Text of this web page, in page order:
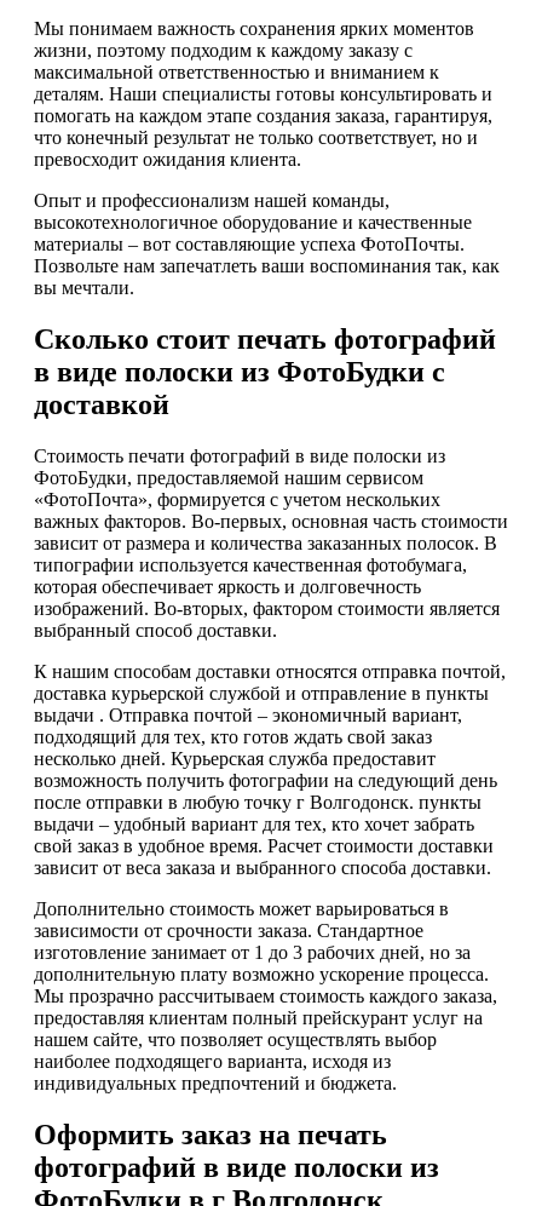
Мы понимаем важность сохранения ярких моментов
жизни, поэтому подходим к каждому заказу с
максимальной ответственностью и вниманием к
деталям. Наши специалисты готовы консультировать и
помогать на каждом этапе создания заказа, гарантируя,
что конечный результат не только соответствует, но и
превосходит ожидания клиента.
Опыт и профессионализм нашей команды,
высокотехнологичное оборудование и качественные
материалы – вот составляющие успеха ФотоПочты.
Позвольте нам запечатлеть ваши воспоминания так, как
вы мечтали.
Сколько стоит печать фотографий
в виде полоски из ФотоБудки с
доставкой
Стоимость печати фотографий в виде полоски из
ФотоБудки, предоставляемой нашим сервисом
«ФотоПочта», формируется с учетом нескольких
важных факторов. Во-первых, основная часть стоимости
зависит от размера и количества заказанных полосок. В
типографии используется качественная фотобумага,
которая обеспечивает яркость и долговечность
изображений. Во-вторых, фактором стоимости является
выбранный способ доставки.
К нашим способам доставки относятся отправка почтой,
доставка курьерской службой и отправление в пункты
выдачи . Отправка почтой – экономичный вариант,
подходящий для тех, кто готов ждать свой заказ
несколько дней. Курьерская служба предоставит
возможность получить фотографии на следующий день
после отправки в любую точку г Волгодонск. пункты
выдачи – удобный вариант для тех, кто хочет забрать
свой заказ в удобное время. Расчет стоимости доставки
зависит от веса заказа и выбранного способа доставки.
Дополнительно стоимость может варьироваться в
зависимости от срочности заказа. Стандартное
изготовление занимает от 1 до 3 рабочих дней, но за
дополнительную плату возможно ускорение процесса.
Мы прозрачно рассчитываем стоимость каждого заказа,
предоставляя клиентам полный прейскурант услуг на
нашем сайте, что позволяет осуществлять выбор
наиболее подходящего варианта, исходя из
индивидуальных предпочтений и бюджета.
Оформить заказ на печать
фотографий в виде полоски из
ФотоБудки в г Волгодонск